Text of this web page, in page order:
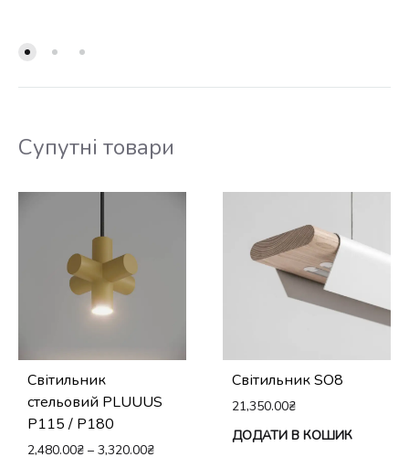
Супутні товари
Світильник
стельовий PLUUUS
P115 / Р180
2,480.00₴ – 3,320.00₴
Світильник SO8
21,350.00₴
ДОДАТИ В КОШИК